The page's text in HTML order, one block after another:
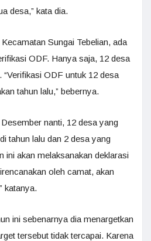
desa,” kata dia.
Sungai Tebelian, ada
ODF. Hanya saja, 12 desa
ODF untuk 12 desa
tahun lalu,” bebernya.
nanti, 12 desa yang
tahun lalu dan 2 desa yang
ini akan melaksanakan deklarasi
oleh camat, akan
katanya.
ini sebenarnya dia menargetkan
tersebut tidak tercapai. Karena